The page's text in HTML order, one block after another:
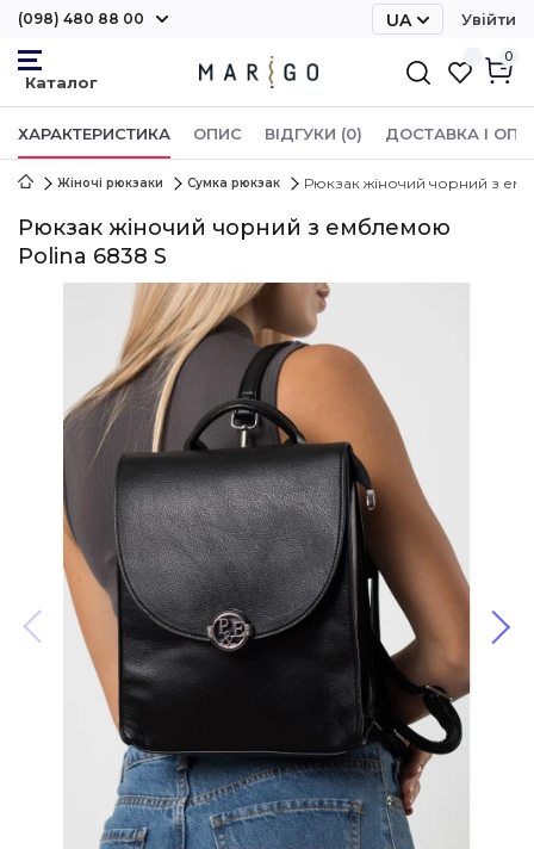
(098) 480 88 00
UA
Увійти
0
ХАРАКТЕРИСТИКА ОПИС ВІДГУКИ (0) ДОСТАВКА І
Жіночі рюкзаки Сумка рюкзак Рюкзак жіночий чорний з
Рюкзак жіночий чорний з емблемою
Polina 6838 S